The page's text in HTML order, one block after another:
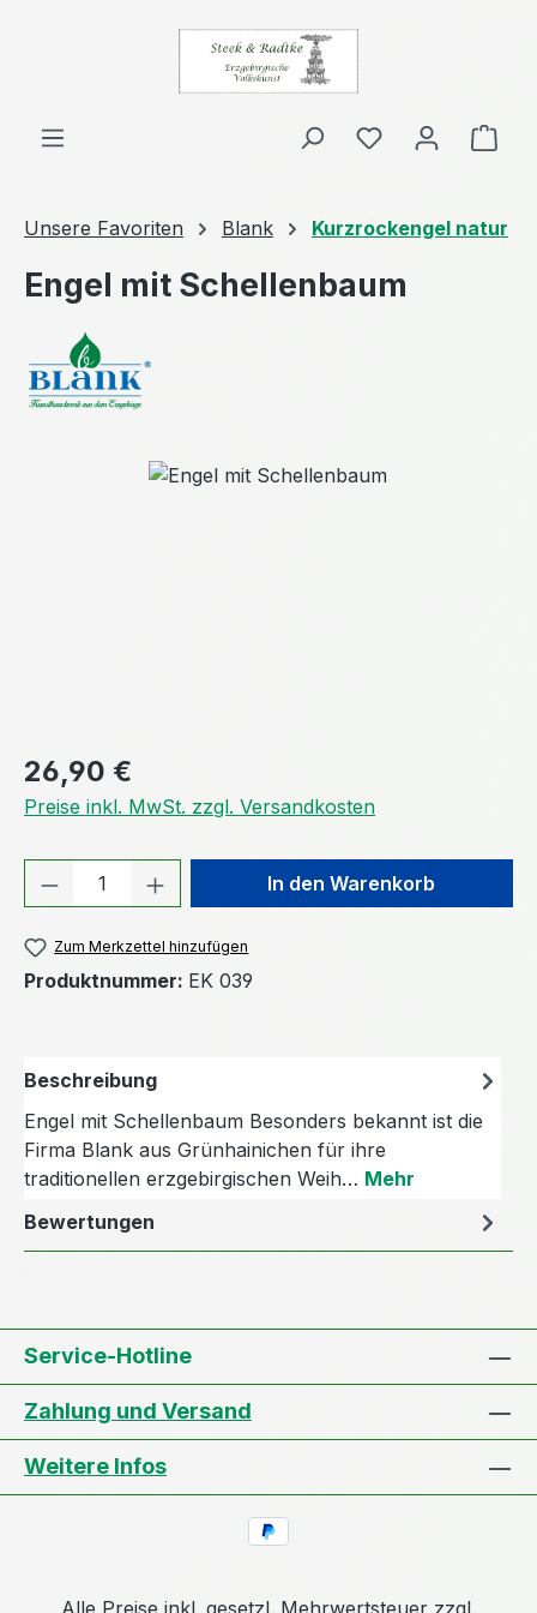
Zum Hauptinhalt springen
Unsere Favoriten Blank Kurzrockengel natur
Engel mit Schellenbaum
Bildergalerie überspringen
Regulärer Preis:
26,90 €
Preise inkl. MwSt. zzgl. Versandkosten
Produkt Anzahl: Gib denIn den Warenkorb
Zum Merkzettel hinzufügen
Produktnummer: EK 039
Beschreibung
Engel mit Schellenbaum Besonders bekannt ist die
Firma Blank aus Grünhainichen für ihre
traditionellen erzgebirgischen Weih… Mehr
Bewertungen
Service-Hotline
Zahlung und Versand
Weitere Infos
Alle Preise inkl. gesetzl. Mehrwertsteuer zzgl.